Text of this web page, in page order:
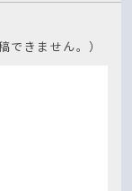
できません。）